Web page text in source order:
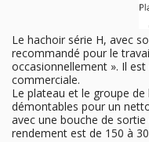
Le hachoir série H, avec
recommandé pour le
occasionnellement ». Il
commerciale.
Le plateau et le groupe
démontables pour un
avec une bouche de
rendement est de 150 à